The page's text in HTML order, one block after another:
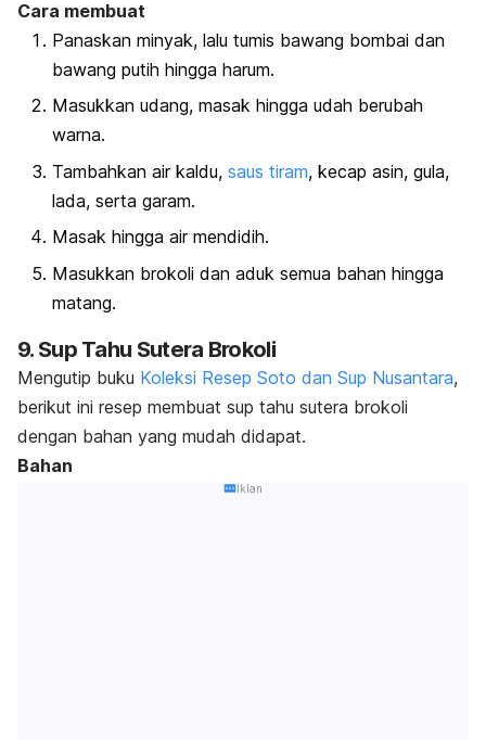
Cara membuat
Panaskan minyak, lalu tumis bawang bombai dan
bawang putih hingga harum.
Masukkan udang, masak hingga udah berubah
warna.
Tambahkan air kaldu, saus tiram, kecap asin, gula,
lada, serta garam.
Masak hingga air mendidih.
Masukkan brokoli dan aduk semua bahan hingga
matang.
9. Sup Tahu Sutera Brokoli
Mengutip buku Koleksi Resep Soto dan Sup Nusantara,
berikut ini resep membuat sup tahu sutera brokoli
dengan bahan yang mudah didapat.
Bahan
Iklan